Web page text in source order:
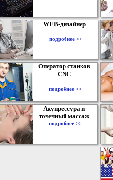
WEB-дизайнер
подробнее >>
Оператор станков
CNC
подробнее >>
Акупрессура и
точечный массаж
подробнее >>